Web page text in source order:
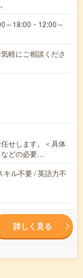
～18:00・12:00～
軽にご相談くださ
せします。＜具体
どの必要…
キル不要 / 英語力不
詳しく見る